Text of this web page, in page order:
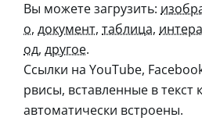
Вы можете загрузить:
о, документ, таблица,
од, другое.
Ссылки на YouTube,
рвисы, вставленные в текст
автоматически встроены.